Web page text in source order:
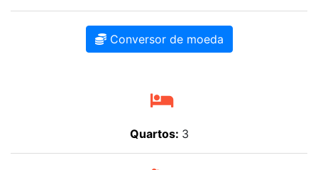
Conversor de moeda
Quartos: 3